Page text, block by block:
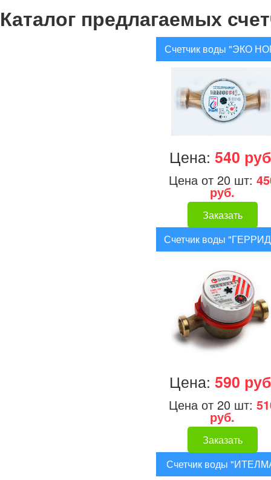
Каталог предлагаемых
Счетчик воды "ЭКО
Цена: 540
Цена от 20 шт:
руб.
Заказать
Счетчик воды
Цена: 590
Цена от 20 шт:
руб.
Заказать
Счетчик воды